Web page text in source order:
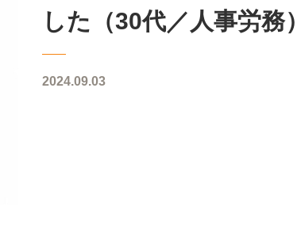
した（30代／人事労務）
2024.09.03